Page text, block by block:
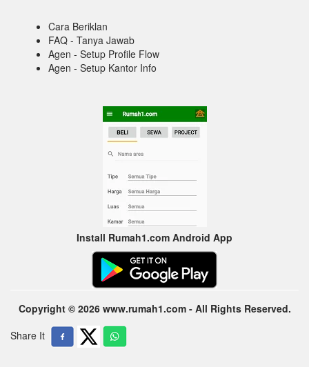
Cara Beriklan
FAQ - Tanya Jawab
Agen - Setup Profile Flow
Agen - Setup Kantor Info
Install Rumah1.com Android App
Copyright © 2026 www.rumah1.com - All Rights Reserved.
Share It